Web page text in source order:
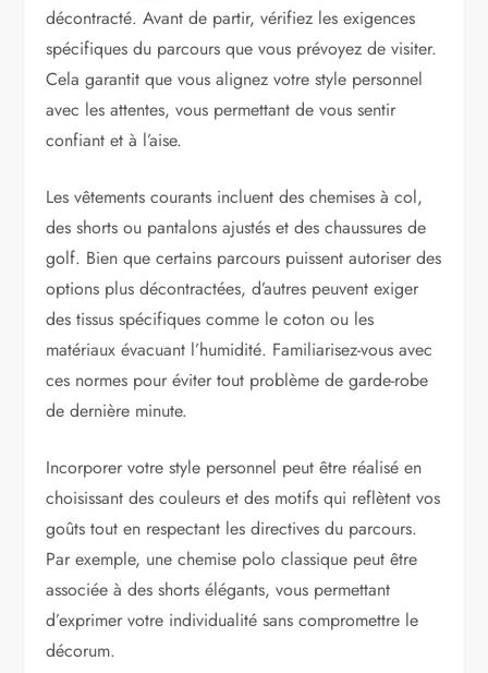
décontracté. Avant de partir, vérifiez les exigences
spécifiques du parcours que vous prévoyez de visiter.
Cela garantit que vous alignez votre style personnel
avec les attentes, vous permettant de vous sentir
confiant et à l’aise.
Les vêtements courants incluent des chemises à col,
des shorts ou pantalons ajustés et des chaussures de
golf. Bien que certains parcours puissent autoriser des
options plus décontractées, d’autres peuvent exiger
des tissus spécifiques comme le coton ou les
matériaux évacuant l’humidité. Familiarisez-vous avec
ces normes pour éviter tout problème de garde-robe
de dernière minute.
Incorporer votre style personnel peut être réalisé en
choisissant des couleurs et des motifs qui reflètent vos
goûts tout en respectant les directives du parcours.
Par exemple, une chemise polo classique peut être
associée à des shorts élégants, vous permettant
d’exprimer votre individualité sans compromettre le
décorum.